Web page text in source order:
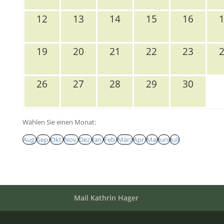
12 13 14 15 16
19 20 21 22 23
26 27 28 29 30
Wählen Sie einen Monat:
Aug.Sep.Okt.Nov.Dez.Jan.Feb.MärzApr.MaiJuniJuli
Mail Kathrin Hager